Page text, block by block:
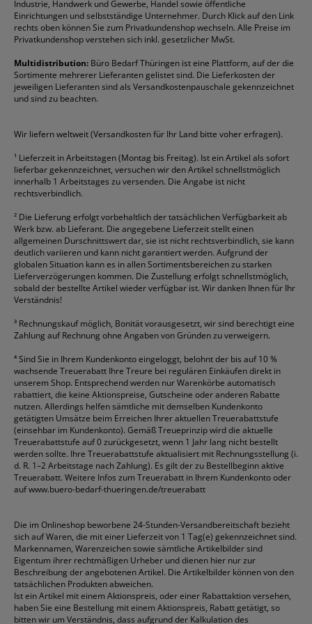
Fineliner
Folienschreiber
Formulare
Gelschreiber
Geschäftsbücher
Kugelschreiber
Mappen
Ordner
Packband
Permanentmarker
Tintenpatronen
Toilettenpapier
Toner
Versandmaterial
Versandtaschen
Esselte
Faber-Castell
Fellowes
Franken
Fripa
HP
Pritt
Schneider
Stabilo
Staedtler
alle Marken anzeigen
Industrie, Handwerk und Gewerbe, Handel sowie öffentliche
Einrichtungen und selbstständige Unternehmer. Durch Klick auf den Link
rechts oben können Sie zum Privatkundenshop wechseln. Alle Preise im
Privatkundenshop verstehen sich inkl. gesetzlicher MwSt.
Multidistribution: Büro Bedarf Thüringen ist eine Plattform, auf der die
Sortimente mehrerer Lieferanten gelistet sind. Die Lieferkosten der
jeweiligen Lieferanten sind als Versandkostenpauschale gekennzeichnet
und sind zu beachten.
Wir liefern weltweit (Versandkosten für Ihr Land bitte voher erfragen).
¹ Lieferzeit in Arbeitstagen (Montag bis Freitag). Ist ein Artikel als sofort
lieferbar gekennzeichnet, versuchen wir den Artikel schnellstmöglich
innerhalb 1 Arbeitstages zu versenden. Die Angabe ist nicht
rechtsverbindlich.
² Die Lieferung erfolgt vorbehaltlich der tatsächlichen Verfügbarkeit ab
Werk bzw. ab Lieferant. Die angegebene Lieferzeit stellt einen
allgemeinen Durschnittswert dar, sie ist nicht rechtsverbindlich, sie kann
deutlich variieren und kann nicht garantiert werden. Aufgrund der
globalen Situation kann es in allen Sortimentsbereichen zu starken
Lieferverzögerungen kommen. Die Zustellung erfolgt schnellstmöglich,
sobald der bestellte Artikel wieder verfügbar ist. Wir danken Ihnen für Ihr
Verständnis!
³ Rechnungskauf möglich, Bonität vorausgesetzt, wir sind berechtigt eine
Zahlung auf Rechnung ohne Angaben von Gründen zu verweigern.
⁴Sind Sie in Ihrem Kundenkonto eingeloggt, belohnt der bis auf 10 %
wachsende Treuerabatt Ihre Treure bei regulären Einkäufen direkt in
unserem Shop. Entsprechend werden nur Warenkörbe automatisch
rabattiert, die keine Aktionspreise, Gutscheine oder anderen Rabatte
nutzen. Allerdings helfen sämtliche mit demselben Kundenkonto
getätigten Umsätze beim Erreichen Ihrer aktuellen Treuerabattstufe
(einsehbar im Kundenkonto). Gemäß Treueprinzip wird die aktuelle
Treuerabattstufe auf 0 zurückgesetzt, wenn 1 Jahr lang nicht bestellt
werden sollte. Ihre Treuerabattstufe aktualisiert mit Rechnungsstellung (i.
d. R. 1–2 Arbeitstage nach Zahlung). Es gilt der zu Bestellbeginn aktive
Treuerabatt. Weitere Infos zum Treuerabatt in Ihrem Kundenkonto oder
aufwww.buero-bedarf-thueringen.de/treuerabatt
Die im Onlineshop beworbene 24-Stunden-Versandbereitschaft bezieht
sich auf Waren, die mit einer Lieferzeit von 1 Tag(e) gekennzeichnet sind.
Markennamen, Warenzeichen sowie sämtliche Artikelbilder sind
Eigentum ihrer rechtmäßigen Urheber und dienen hier nur zur
Beschreibung der angebotenen Artikel. Die Artikelbilder können von den
tatsächlichen Produkten abweichen.
Ist ein Artikel mit einem Aktionspreis, oder einer Rabattaktion versehen,
haben Sie eine Bestellung mit einem Aktionspreis, Rabatt getätigt, so
bitten wir um Verständnis, dass aufgrund der Kalkulation des